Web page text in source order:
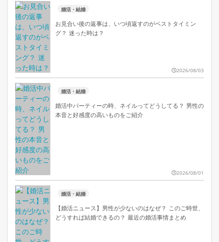
婚活・結婚
お見合い後の返事は、いつ頃返すのがベストタイミン
グ？ 迷った時は？
2026/08/03
婚活・結婚
婚活中パーティーの時、ネイルってどうしてる？ 男性の
本音と好感度の高いものをご紹介
2026/08/01
婚活・結婚
【婚活ニュース】男性が少ないのはなぜ？ このご時世、
どうすれば結婚できるの？ 最近の婚活事情まとめ